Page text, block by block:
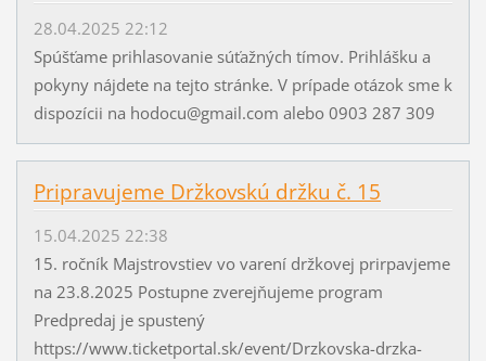
28.04.2025 22:12
Spúšťame prihlasovanie súťažných tímov. Prihlášku a
pokyny nájdete na tejto stránke. V prípade otázok sme k
dispozícii na hodocu@gmail.com alebo 0903 287 309
Pripravujeme Držkovskú držku č. 15
15.04.2025 22:38
15. ročník Majstrovstiev vo varení držkovej prirpavjeme
na 23.8.2025 Postupne zverejňujeme program
Predpredaj je spustený
https://www.ticketportal.sk/event/Drzkovska-drzka-